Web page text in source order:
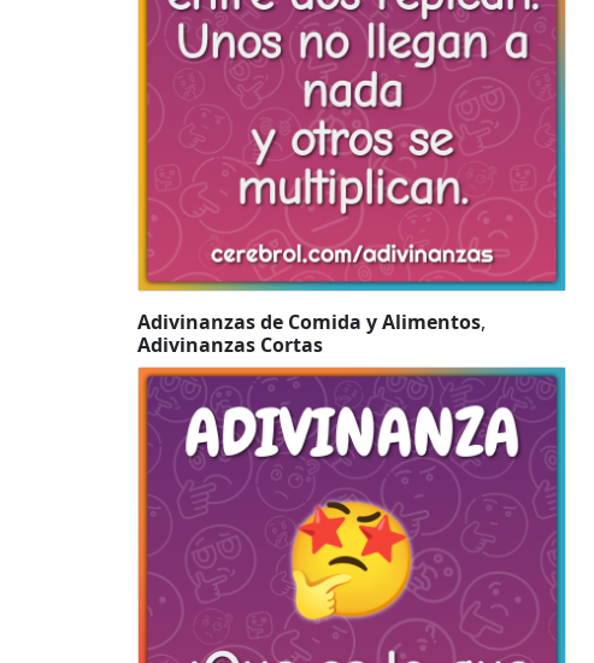
Adivinanzas de Comida y Alimentos,
Adivinanzas Cortas